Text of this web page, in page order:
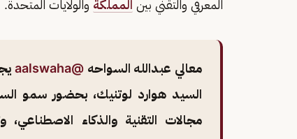
المعرفي والتقني بين المملكة والولايات المتحدة.
معالي عبدالله السواحه@aalswaha
السيد هوارد لوتنيك، بحضور سمو
مجالات التقنية والذكاء الاصطناعي،